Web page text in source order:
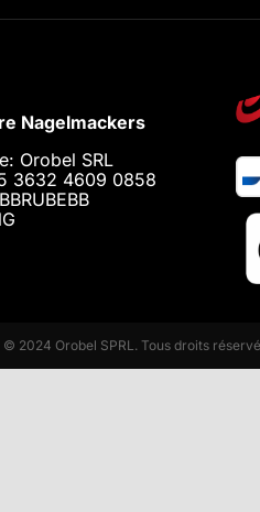
Nagelmackers
Orobel SRL
3632 4609 0858
© 2024 Orobel SPRL. Tous droits